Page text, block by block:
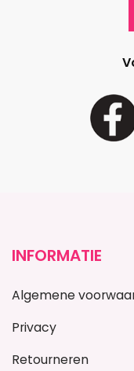
INFORMATIE
Algemene
Privacy
Retourneren